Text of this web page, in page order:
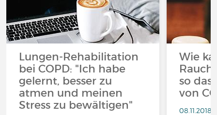
Lungen-Rehabilitation
bei COPD: "Ich habe
gelernt, besser zu
atmen und meinen
Stress zu bewältigen"
Wie
so
von
08.11.2018